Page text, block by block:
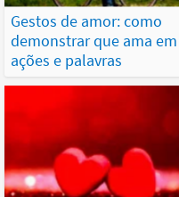
Gestos de amor: como
demonstrar que ama em
ações e palavras